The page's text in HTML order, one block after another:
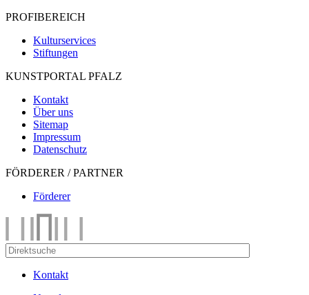
PROFIBEREICH
Kulturservices
Stiftungen
KUNSTPORTAL PFALZ
Kontakt
Über uns
Sitemap
Impressum
Datenschutz
FÖRDERER / PARTNER
Förderer
Kontakt